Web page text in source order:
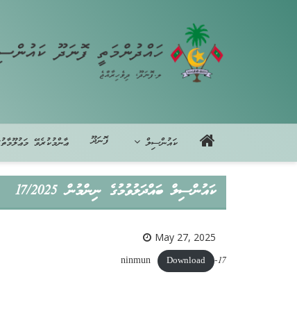
ކައުންސިލް ފޮނަދޫ ޢާންމުކުރެވޭ މަޢުލޫމާތު
ކައުންސިލް ބައްދަލުވުމުގެ ނިންމުން 17/2025
May 27, 2025
17-ninmun
Download